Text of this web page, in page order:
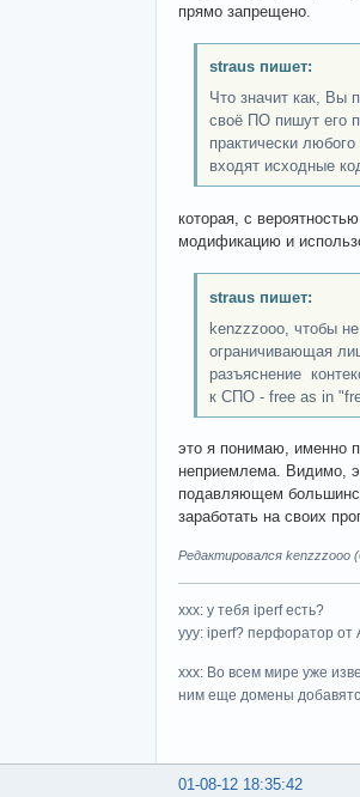
прямо запрещено.
straus пишет:
Что значит как, Вы
своё ПО пишут его
практически
входят исходные
которая, с
модификацию и
straus пишет:
kenzzzooo, чтобы
ограничивающая
разъяснение
к СПО - free as in
это я понимаю, именно
неприемлема. Видимо,
подавляющем
заработать на своих
Редактировался kenzzzooo
ххх: у тебя iperf есть?
yyy: iperf? перфоратор от
xxx: Во всем мире уже
ним еще домены
01-08-12 18:35:42